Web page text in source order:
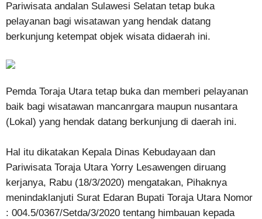
Pariwisata andalan Sulawesi Selatan tetap buka
pelayanan bagi wisatawan yang hendak datang
berkunjung ketempat objek wisata didaerah ini.
Pemda Toraja Utara tetap buka dan memberi pelayanan
baik bagi wisatawan mancanrgara maupun nusantara
(Lokal) yang hendak datang berkunjung di daerah ini.
Hal itu dikatakan Kepala Dinas Kebudayaan dan
Pariwisata Toraja Utara Yorry Lesawengen diruang
kerjanya, Rabu (18/3/2020) mengatakan, Pihaknya
menindaklanjuti Surat Edaran Bupati Toraja Utara Nomor
: 004.5/0367/Setda/3/2020 tentang himbauan kepada